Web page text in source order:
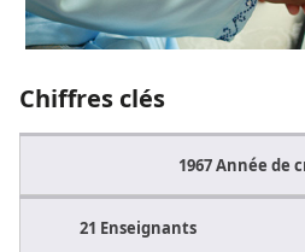
Chiffres clés
1967Année de
21 Enseignants